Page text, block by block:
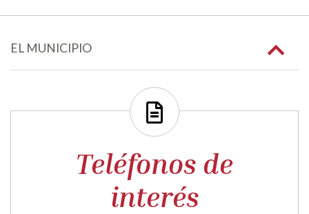
EL MUNICIPIO
Teléfonos de
interés